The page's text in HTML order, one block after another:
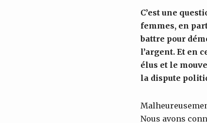
C’est une
femmes, en
battre pour
l’argent. Et en
élus et le
la dispute
Nous avons